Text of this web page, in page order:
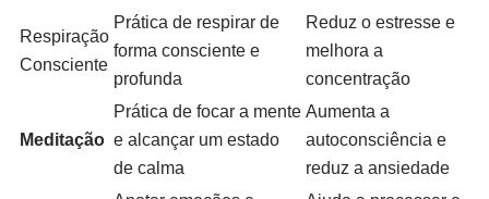
Respiração
Consciente
Prática de respirar de
forma consciente e
profunda
Reduz o estresse e
melhora a
concentração
Meditação
Prática de focar a mente
e alcançar um estado
de calma
Aumenta a
autoconsciência e
reduz a ansiedade